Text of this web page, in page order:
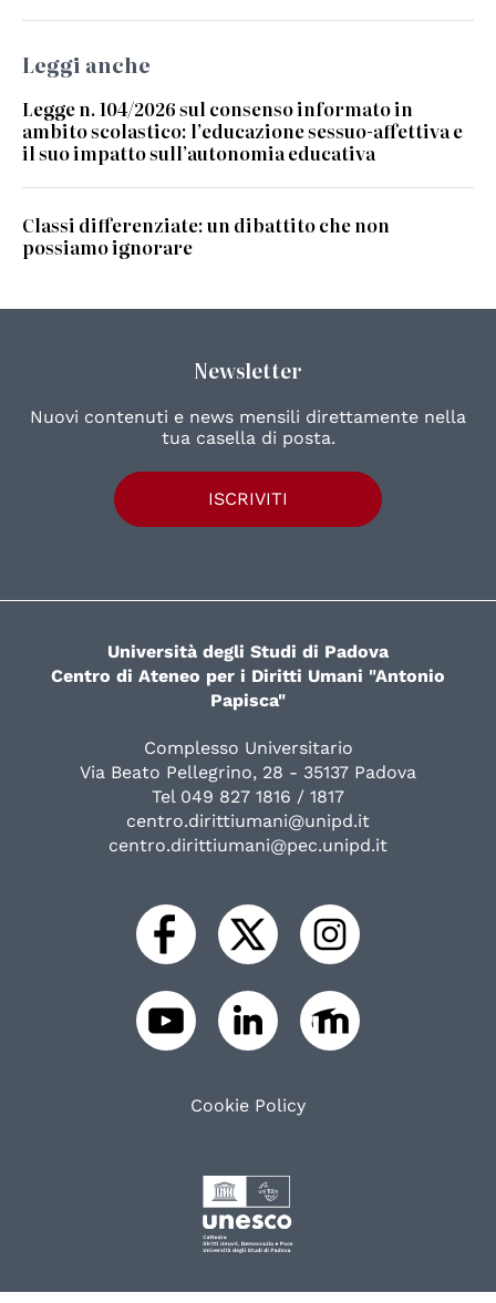
Leggi anche
Legge n. 104/2026 sul consenso informato in
ambito scolastico: l’educazione sessuo-affettiva e
il suo impatto sull’autonomia educativa
Classi differenziate: un dibattito che non
possiamo ignorare
Newsletter
Nuovi contenuti e news mensili direttamente nella
tua casella di posta.
ISCRIVITI
Università degli Studi di Padova
Centro di Ateneo per i Diritti Umani "Antonio
Papisca"
Complesso Universitario
Via Beato Pellegrino, 28 - 35137 Padova
Tel 049 827 1816 / 1817
centro.dirittiumani@unipd.it
centro.dirittiumani@pec.unipd.it
Cookie Policy